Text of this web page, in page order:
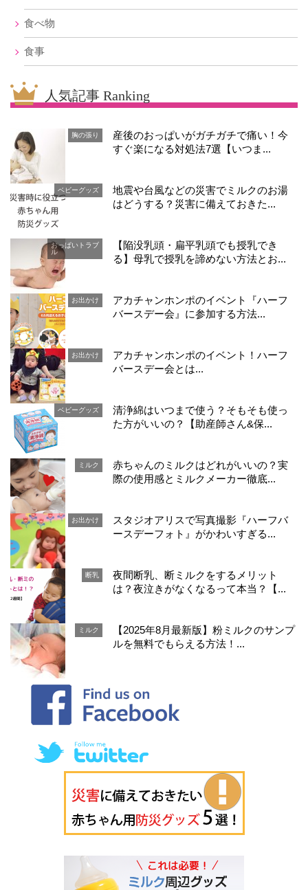
食べ物
食事
人気記事 Ranking
胸の張り
産後のおっぱいがガチガチで痛い！今
すぐ楽になる対処法7選【いつま...
ベビーグッズ
地震や台風などの災害でミルクのお湯
はどうする？災害に備えておきた...
おっぱいトラブ
ル
【陥没乳頭・扁平乳頭でも授乳でき
る】母乳で授乳を諦めない方法とお...
お出かけ
アカチャンホンポのイベント『ハーフ
バースデー会』に参加する方法...
お出かけ
アカチャンホンポのイベント！ハーフ
バースデー会とは...
ベビーグッズ
清浄綿はいつまで使う？そもそも使っ
た方がいいの？【助産師さん&保...
ミルク
赤ちゃんのミルクはどれがいいの？実
際の使用感とミルクメーカー徹底...
お出かけ
スタジオアリスで写真撮影『ハーフバ
ースデーフォト』がかわいすぎる...
断乳
夜間断乳、断ミルクをするメリット
は？夜泣きがなくなるって本当？【...
ミルク
【2025年8月最新版】粉ミルクのサンプ
ルを無料でもらえる方法！...